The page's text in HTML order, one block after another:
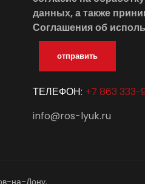
данных, а также
Соглашения об
отправить
ТЕЛЕФОН: +7 863 333-
info@ros-lyuk.ru
на-Дону.